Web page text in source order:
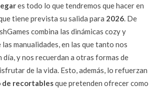
es todo lo que tendremos que hacer en
tiene prevista su salida para 2026 . De
combina las dinámicas cozy y
manualidades, en las que tanto nos
día, y nos recuerdan a otras formas de
de la vida. Esto, además, lo refuerzan
recortablesque pretenden ofrecer como